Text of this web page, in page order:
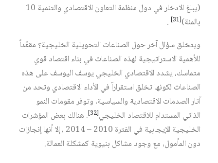
(يبلغ الادخار في دول منظمة التعاون الاقتصادي والتنمية 10
بالمئة)[31]
.
ويتخلق سؤال آخر حول الصناعات التحويلية الخليجية؟ مقعّداً
للأهمية الاستراتيجية لهذه الصناعات في بناء اقتصاد قوي
متماسك، يشدد الاقتصادي الخليجي يوسف اليوسف على هذه
الصناعات لكونها تخلق استقراراً في الأداء الاقتصادي وتحد من
آثار الصدمات الاقتصادية والسياسية، وتوفر مقومات النمو
الذاتي المستدام للاقتصاد الخليجي[32]
. هنالك بعض المؤشرات
الخليجية الإيجابية في الفترة 2010 – 2014 ، إلا أنها إنجازات
دون المأمول، مع وجود مشاكل بنيوية كمشكلة العمالة.